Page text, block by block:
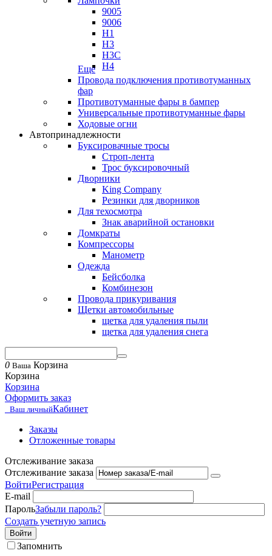
9005
9006
H1
H3
H3C
H4
Еще
Провода подключения противотуманных
фар
Противотуманные фары в бампер
Универсальные противотуманные фары
Ходовые огни
Автопринадлежности
Буксировачные тросы
Строп-лента
Трос буксировочный
Дворники
King Company
Резинки для дворников
Для техосмотра
Знак аварийной остановки
Домкраты
Компрессоры
Манометр
Одежда
Бейсболка
Комбинезон
Провода прикуривания
Щетки автомобильные
щетка для удаления пыли
щетка для удаления снега
0 Ваша Корзина
Корзина
Корзина
Оформить заказ
Ваш личныйКабинет
Заказы
Отложенные товары
Отслеживание заказа
Отслеживание заказа
ВойтиРегистрация
E-mail
ПарольЗабыли пароль?
Создать учетную запись
Войти
Запомнить